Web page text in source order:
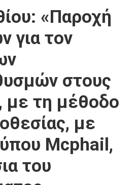
«Παροχή
για τον
στους
με τη μέθοδο
με
Mcphail,
του